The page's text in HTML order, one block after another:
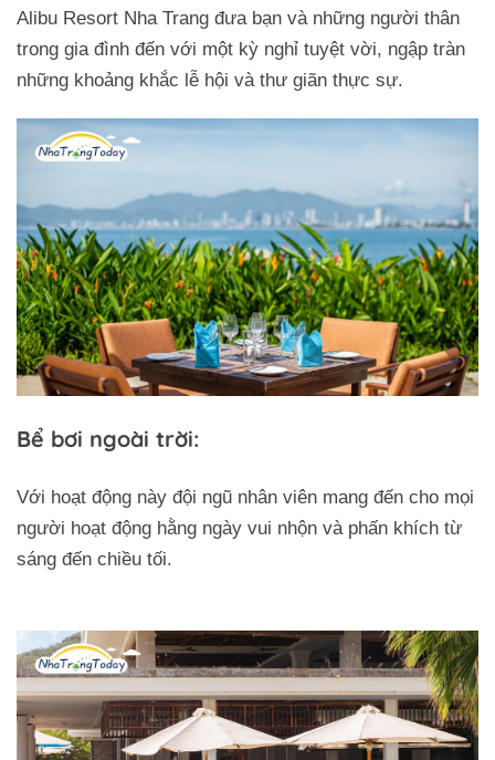
Alibu Resort Nha Trang đưa bạn và những người thân
trong gia đình đến với một kỳ nghỉ tuyệt vời, ngập tràn
những khoảng khắc lễ hội và thư giãn thực sự.
Bể bơi ngoài trời:
Với hoạt động này đội ngũ nhân viên mang đến cho mọi
người hoạt động hằng ngày vui nhộn và phấn khích từ
sáng đến chiều tối.